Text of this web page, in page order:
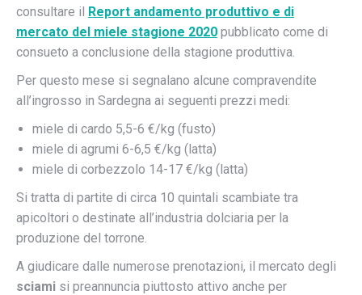
consultare il Report andamento produttivo e di
mercato del miele stagione 2020 pubblicato come di
consueto a conclusione della stagione produttiva.
Per questo mese si segnalano alcune compravendite
all’ingrosso in Sardegna ai seguenti prezzi medi:
miele di cardo 5,5-6 €/kg (fusto)
miele di agrumi 6-6,5 €/kg (latta)
miele di corbezzolo 14-17 €/kg (latta)
Si tratta di partite di circa 10 quintali scambiate tra
apicoltori o destinate all’industria dolciaria per la
produzione del torrone.
A giudicare dalle numerose prenotazioni, il mercato degli
sciami si preannuncia piuttosto attivo anche per